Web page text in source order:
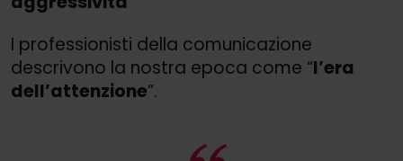
I professionisti della comunicazione
descrivono la nostra epoca come “l’era
dell’attenzione”.